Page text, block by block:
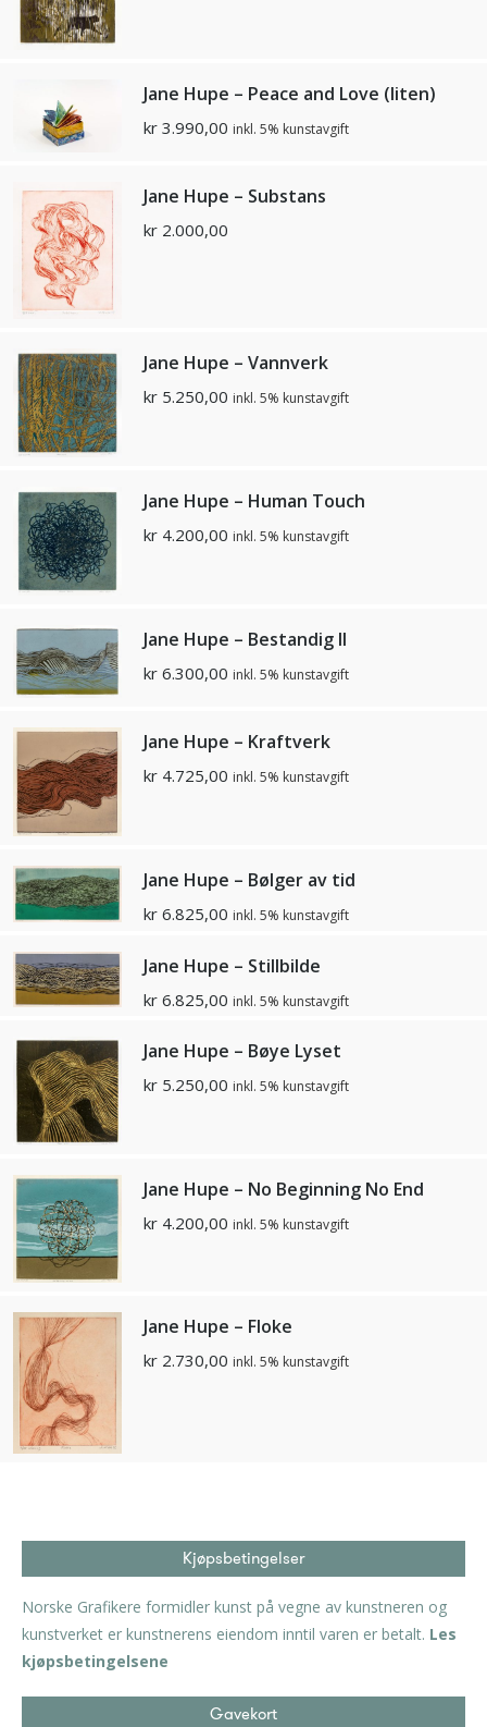
Jane Hupe – Peace and Love (liten)
kr 3.990,00 inkl. 5% kunstavgift
Jane Hupe – Substans
kr 2.000,00
Jane Hupe – Vannverk
kr 5.250,00 inkl. 5% kunstavgift
Jane Hupe – Human Touch
kr 4.200,00 inkl. 5% kunstavgift
Jane Hupe – Bestandig II
kr 6.300,00 inkl. 5% kunstavgift
Jane Hupe – Kraftverk
kr 4.725,00 inkl. 5% kunstavgift
Jane Hupe – Bølger av tid
kr 6.825,00 inkl. 5% kunstavgift
Jane Hupe – Stillbilde
kr 6.825,00 inkl. 5% kunstavgift
Jane Hupe – Bøye Lyset
kr 5.250,00 inkl. 5% kunstavgift
Jane Hupe – No Beginning No End
kr 4.200,00 inkl. 5% kunstavgift
Jane Hupe – Floke
kr 2.730,00 inkl. 5% kunstavgift
Kjøpsbetingelser
Norske Grafikere formidler kunst på vegne av kunstneren og
kunstverket er kunstnerens eiendom inntil varen er betalt. Les
kjøpsbetingelsene
Gavekort